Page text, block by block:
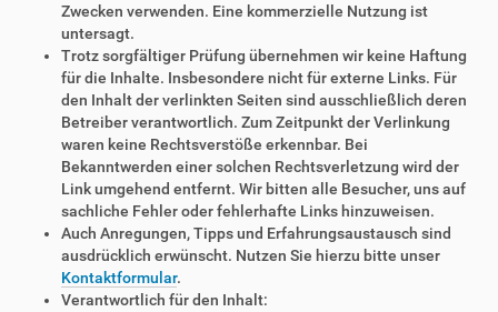
Zwecken verwenden. Eine kommerzielle Nutzung ist
untersagt.
Trotz sorgfältiger Prüfung übernehmen wir keine Haftung
für die Inhalte. Insbesondere nicht für externe Links. Für
den Inhalt der verlinkten Seiten sind ausschließlich deren
Betreiber verantwortlich. Zum Zeitpunkt der Verlinkung
waren keine Rechtsverstöße erkennbar. Bei
Bekanntwerden einer solchen Rechtsverletzung wird der
Link umgehend entfernt. Wir bitten alle Besucher, uns auf
sachliche Fehler oder fehlerhafte Links hinzuweisen.
Auch Anregungen, Tipps und Erfahrungsaustausch sind
ausdrücklich erwünscht. Nutzen Sie hierzu bitte unser
Kontaktformular.
Verantwortlich für den Inhalt: